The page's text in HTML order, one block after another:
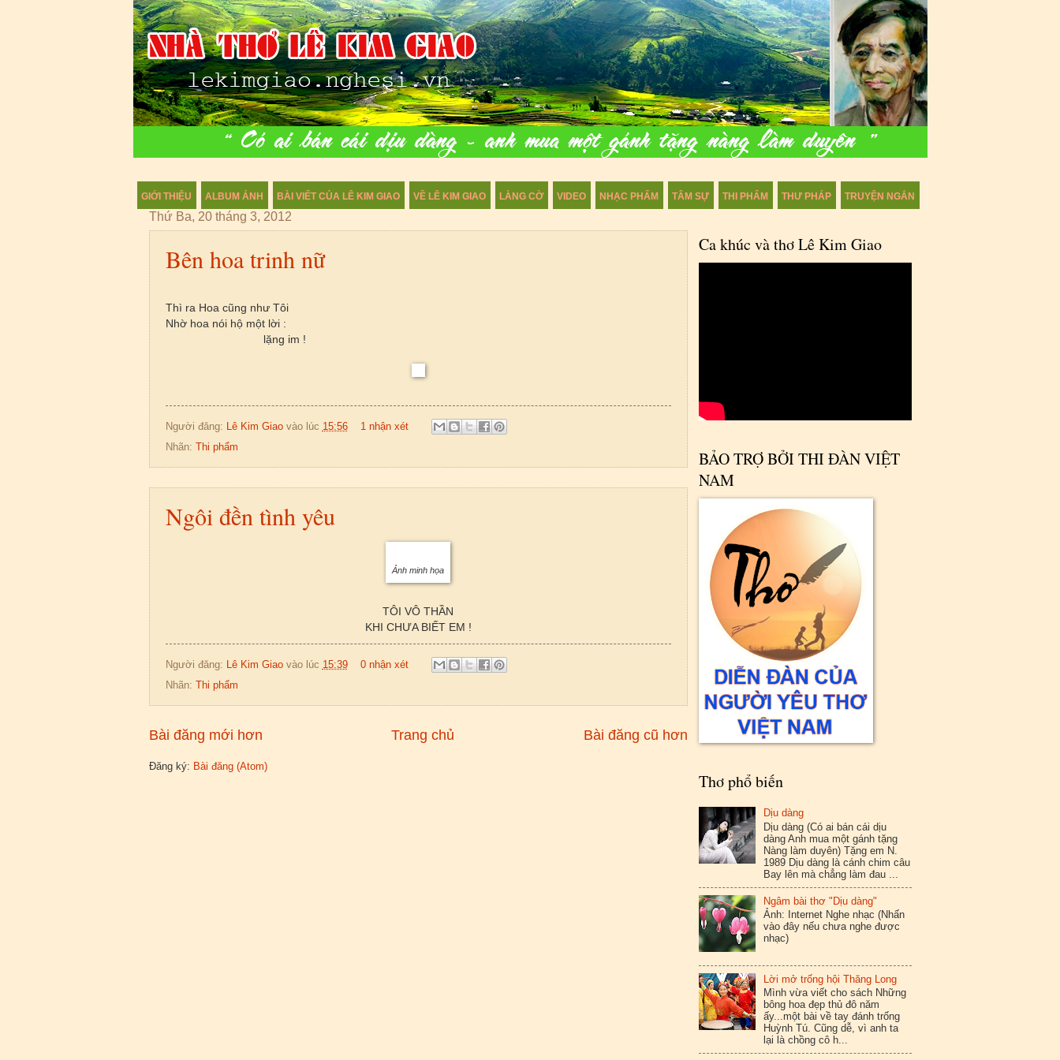
GIỚI THIỆU ALBUM ẢNH BÀI VIẾT CỦA LÊ KIM GIAO VỀ LÊ KIM GIAO LÀNG CỜ VIDEO NHẠC PHẨM TÂM SỰ THI PHẨM THƯ PHÁP TRUYỆN NGẮN
Thứ Ba, 20 tháng 3, 2012
Bên hoa trinh nữ
Thì ra Hoa cũng như Tôi
Nhờ hoa nói hộ một lời :
lặng im !
Người đăng: Lê Kim Giao vào lúc 15:56
1 nhận xét
Nhãn: Thi phẩm
Ngôi đền tình yêu
Ảnh minh họa
TÔI VÔ THẦN
KHI CHƯA BIẾT EM !
Người đăng: Lê Kim Giao vào lúc 15:39
0 nhận xét
Nhãn: Thi phẩm
Bài đăng mới hơn Bài đăng cũ hơn
Trang chủ
Đăng ký: Bài đăng (Atom)
Ca khúc và thơ Lê Kim Giao
BẢO TRỢ BỞI THI ĐÀN VIỆT
NAM
Thơ phổ biến
Dịu dàng
Dịu dàng (Có ai bán cái dịu
dàng Anh mua một gánh tặng
Nàng làm duyên) Tặng em N.
1989 Dịu dàng là cánh chim câu
Bay lên mà chẳng làm đau ...
Ngâm bài thơ "Dịu dàng"
Ảnh: Internet Nghe nhạc (Nhấn
vào đây nếu chưa nghe được
nhạc)
Lời mở trống hội Thăng Long
Mình vừa viết cho sách Những
bông hoa đẹp thủ đô năm
ấy...một bài về tay đánh trống
Huỳnh Tú. Cũng dễ, vì anh ta
lại là chồng cô h...